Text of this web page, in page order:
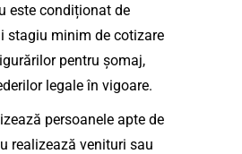
este condiționat de
stagiu minim de cotizare
pentru șomaj,
legale în vigoare.
persoanele apte de
realizează venituri sau